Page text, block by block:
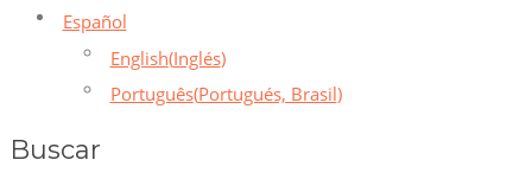
Español
English(Inglés)
Português(Portugués, Brasil)
Buscar